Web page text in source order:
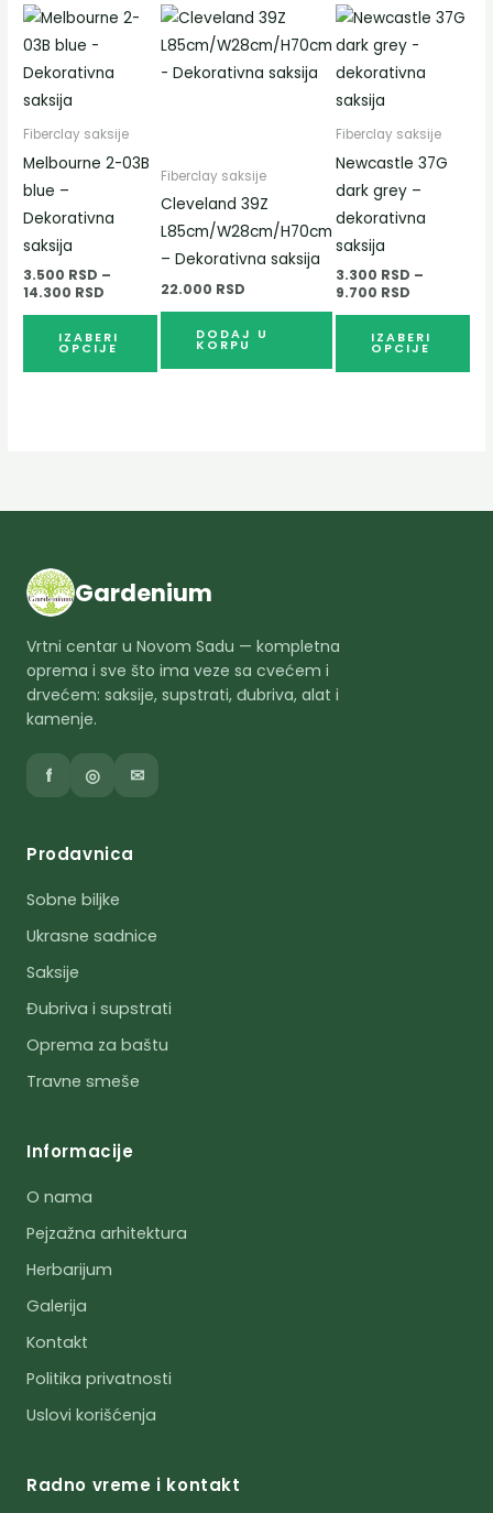
Fiberclay saksije
Melbourne 2-03B
blue –
Dekorativna
saksija
3.500 RSD –
14.300 RSD
Распон
цена:
3.500 RSD
до
IZABERI
OPCIJE
Овај
производ
има
могу
бити
изабране
на
страници
производа.
Fiberclay saksije
Cleveland 39Z
L85cm/W28cm/H70cm
– Dekorativna saksija
22.000 RSD
DODAJ U
KORPU
Fiberclay saksije
Newcastle 37G
dark grey –
dekorativna
saksija
3.300 RSD –
9.700 RSD
Распон
цена:
од
до
IZABERI
OPCIJE
Gardenium
Vrtni centar u Novom Sadu — kompletna
oprema i sve što ima veze sa cvećem i
drvećem: saksije, supstrati, đubriva, alat i
kamenje.
f ◎ ✉
Prodavnica
Sobne biljke
Ukrasne sadnice
Saksije
Đubriva i supstrati
Oprema za baštu
Travne smeše
Informacije
O nama
Pejzažna arhitektura
Herbarijum
Galerija
Kontakt
Politika privatnosti
Uslovi korišćenja
Radno vreme i kontakt